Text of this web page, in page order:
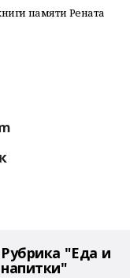
памяти Рената
Рубрика "Еда и
напитки"